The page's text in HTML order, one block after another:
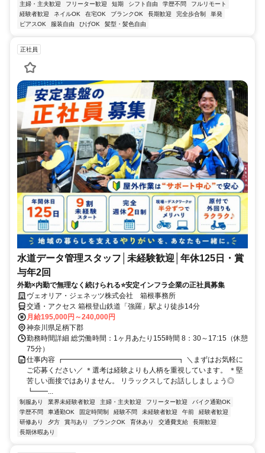
主婦・主夫歓迎 フリーター歓迎 短期 シフト自由 学歴不問
フルリモート
経験者歓迎
ネイルOK 在宅OK ブランクOK 長期歓迎 完全歩合制
単発
ピアスOK
服装自由 ひげOK 髪型・髪色自由
正社員
水道データ管理スタッフ│未経験歓迎│年休125日・賞
与年2回
外勤×内勤で無理なく続けられる⭐安定インフラ企業の正社員募集
ヴェオリア・ジェネッツ株式会社 箱根事務所
交通・アクセス 箱根登山鉄道「強羅」駅より徒歩14分
月給195,000円～240,000円
神奈川県足柄下郡
勤務時間詳細 総労働時間：1ヶ月あたり155時間 8：30～17:15（休憩
75分）
仕事内容 ┏━━━━━━━━━━━━━━━━┓ ＼まずはお気軽に
ご応募ください／ ＊選考は経験よりも人柄を重視しています。 ＊堅
苦しい面接ではありません。 リラックスしてお話ししましょう◎
┗━━...
制服あり 業界未経験者歓迎 主婦・主夫歓迎 フリーター歓迎
バイク通勤OK
学歴不問
車通勤OK 固定時間制 経験不問 未経験者歓迎 午前
経験者歓迎
研修あり
夕方 賞与あり ブランクOK 育休あり 交通費支給
長期歓迎
長期休暇あり